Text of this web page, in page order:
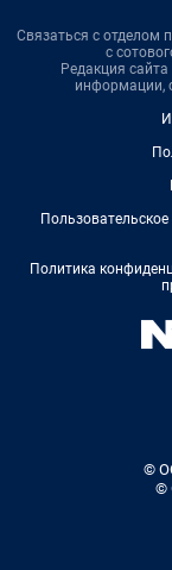
Связаться с отделом
с
Редакция сайта
информации,
Политика
©
©